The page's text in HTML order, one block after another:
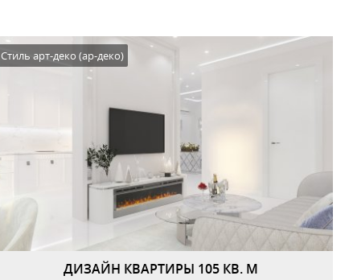
ДИЗАЙН КВАРТИРЫ 105 КВ. М
Стиль арт-деко (ар-деко)